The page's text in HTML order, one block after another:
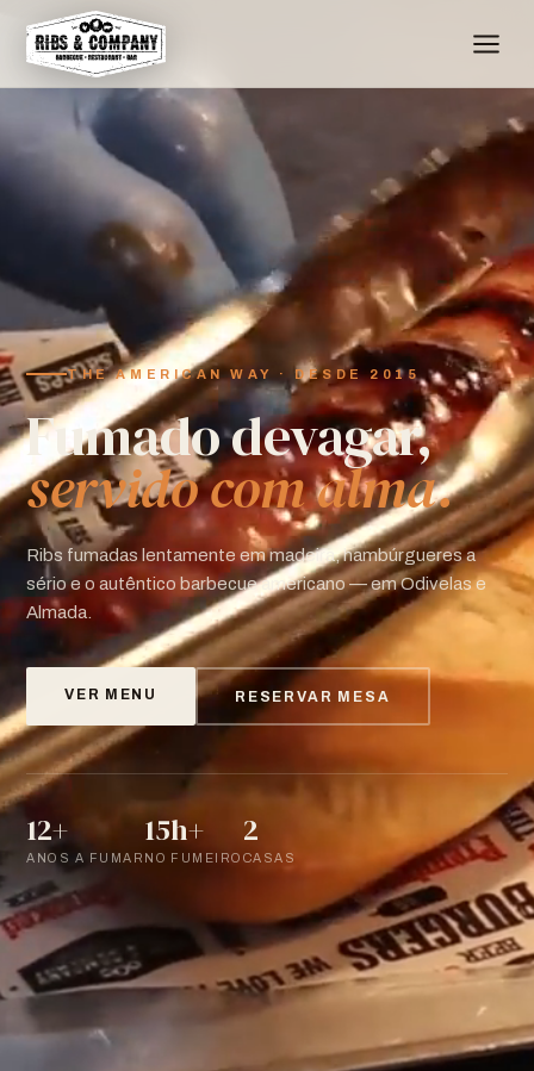
THE AMERICAN WAY · DESDE 2015
Fumado devagar,
servido com alma.
Ribs fumadas lentamente em madeira, hambúrgueres a
sério e o autêntico barbecue americano — em Odivelas e
Almada.
VER MENU RESERVAR MESA
12+
ANOS A FUMAR
15h+
NO FUMEIRO
2
CASAS